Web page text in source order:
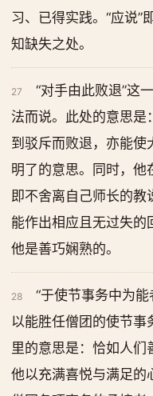
习、已得实践。“应说”
知缺失之处。
27
“对手由此败退”这
法而说。此处的意思是
到驳斥而败退，亦能
明了的意思。同时，他
即不舍离自己师长的教
能作出相应且无过失的
他是善巧娴熟的。
28
“于使节事务中为
以能胜任僧团的使节事
里的意思是：恰如人们
他以充满喜悦与满足的